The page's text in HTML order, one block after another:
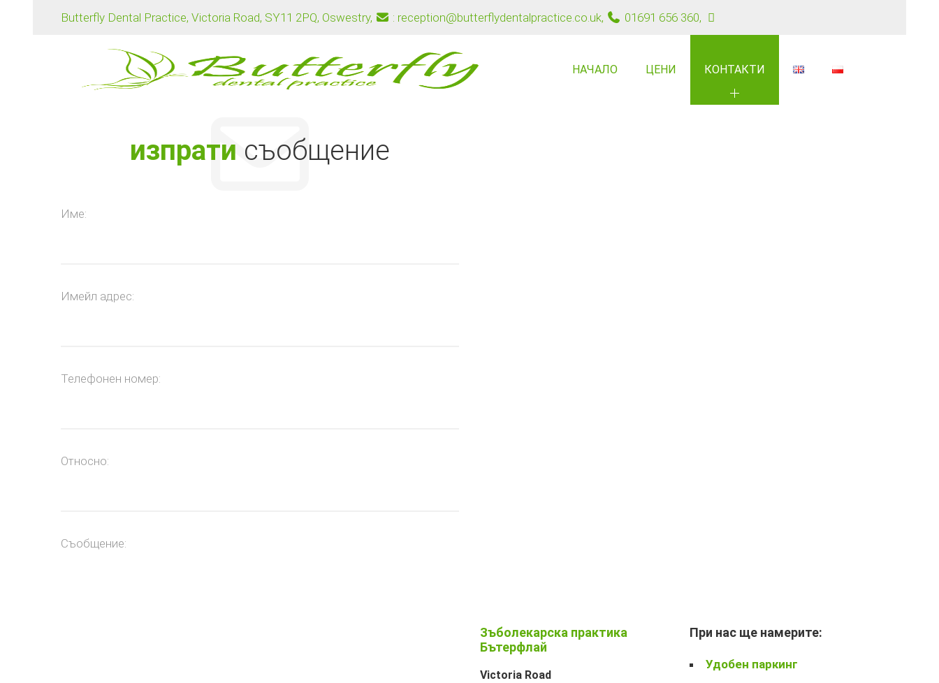
Butterfly Dental Practice, Victoria Road, SY11 2PQ, Oswestry, : reception@butterflydentalpractice.co.uk, 01691 656 360,
НАЧАЛО ЦЕНИ КОНТАКТИ
изпрати съобщение
Име:
Имейл адрес:
Телефонен номер:
Относно:
Съобщение:
Зъболекарска практика
Бътерфлай
Victoria Road
При нас ще намерите:
Удобен паркинг